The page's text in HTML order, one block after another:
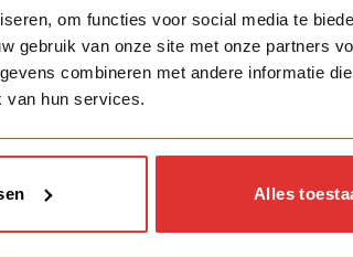
om functies voor social media te
gebruik van onze site met onze partners
combineren met andere informatie
van hun services.
Alles
Over het design
Kleur
Materiaal
Metaal
Over het licht